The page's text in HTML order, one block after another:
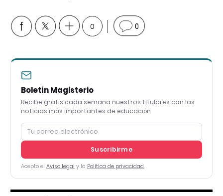
0 0
Boletín Magisterio
Recibe gratis cada semana nuestros titulares con las
noticias más importantes de educación
Suscribirme
Acepto el Aviso legal y la Política de privacidad